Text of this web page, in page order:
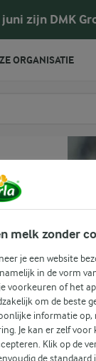
juni zijn DMK
(1)
ORGANISATIE
melk zonder
je een website
in de vorm
voorkeuren of het
om de beste
informatie op,
Je kan er zelf
Klik op de
de